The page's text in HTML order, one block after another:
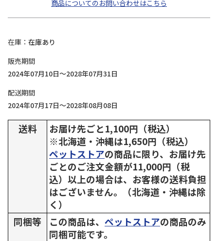
商品についてのお問い合わせはこちら
在庫
在庫あり
販売期間
2024年07月10日～2028年07月31日
配送期間
2024年07月17日～2028年08月08日
送料
お届け先ごと1,100円（税込）
※北海道・沖縄は1,650円（税込）
ペットストアの商品に限り、お届け先
ごとのご注文金額が11,000円（税
込）以上の場合は、お客様の送料負担
はございません。（北海道・沖縄は除
く）
同梱等
この商品は、 ペットストアの商品のみ
同梱可能です。